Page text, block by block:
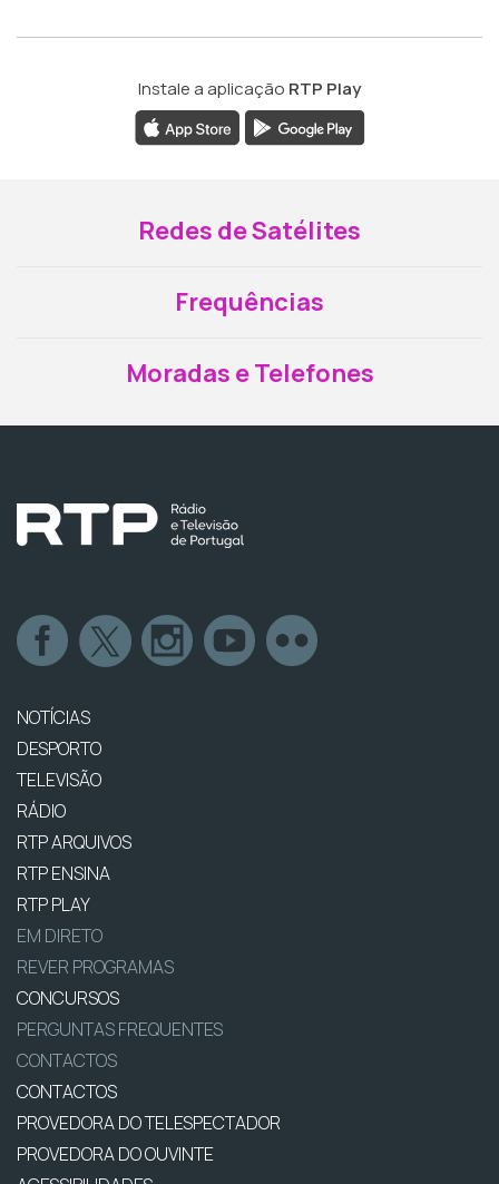
Instale a aplicação RTP Play
Redes de Satélites
Frequências
Moradas e Telefones
NOTÍCIAS
DESPORTO
TELEVISÃO
RÁDIO
RTP ARQUIVOS
RTP ENSINA
RTP PLAY
EM DIRETO
REVER PROGRAMAS
CONCURSOS
PERGUNTAS FREQUENTES
CONTACTOS
CONTACTOS
PROVEDORA DO TELESPECTADOR
PROVEDORA DO OUVINTE